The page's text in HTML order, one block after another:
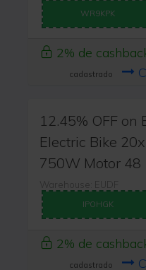
WR9KPK
2% de
cadastrado
12.45% OFF on
Electric Bike
750W Motor 48
Warehouse: EUDF
IPOHGK
2% de
cadastrado